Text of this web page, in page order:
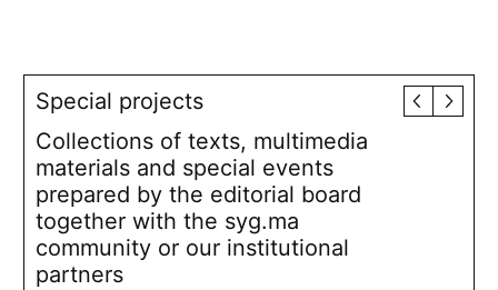
Special projects
Collections of texts, multimedia
materials and special events
prepared by the editorial board
together with the syg.ma
community or our institutional
partners